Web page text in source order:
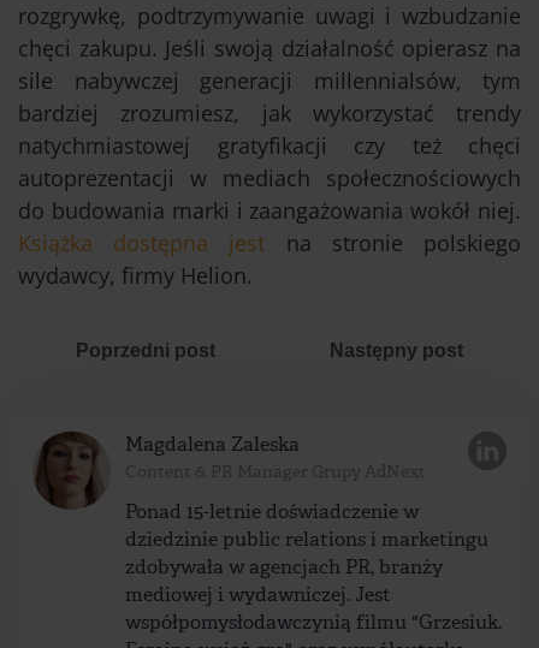
rozgrywkę, podtrzymywanie uwagi i wzbudzanie
chęci zakupu. Jeśli swoją działalność opierasz na
sile nabywczej generacji millennialsów, tym
bardziej zrozumiesz, jak wykorzystać trendy
natychmiastowej gratyfikacji czy też chęci
autoprezentacji w mediach społecznościowych
do budowania marki i zaangażowania wokół niej.
Książka dostępna jest na stronie polskiego
wydawcy, firmy Helion.
Poprzedni post Następny post
Magdalena Zaleska
Ponad 15-letnie doświadczenie w
dziedzinie public relations i marketingu
zdobywała w agencjach PR, branży
mediowej i wydawniczej. Jest
współpomysłodawczynią filmu "Grzesiuk.